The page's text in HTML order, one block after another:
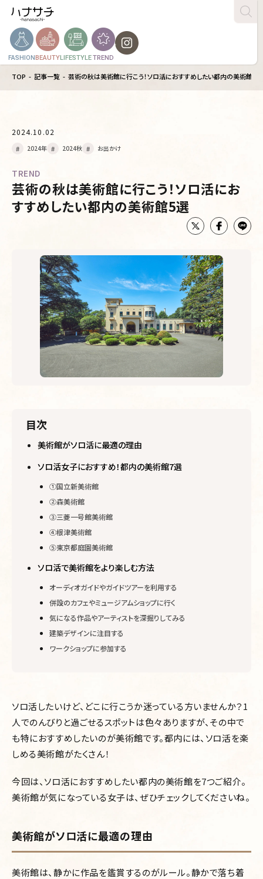
FASHIONBEAUTYLIFESTYLETREND
TOP 記事一覧 芸術の秋は美術館に行こう！ソロ活におすすめしたい都内の美術館5選
2024.10.02
2024年 2024秋 お出かけ
TREND
芸術の秋は美術館に行こう！ソロ活にお
すすめしたい都内の美術館5選
目次
美術館がソロ活に最適の理由
ソロ活女子におすすめ！都内の美術館7選
①国立新美術館
②森美術館
③三菱一号館美術館
④根津美術館
⑤東京都庭園美術館
ソロ活で美術館をより楽しむ方法
オーディオガイドやガイドツアーを利用する
併設のカフェやミュージアムショップに行く
気になる作品やアーティストを深掘りしてみる
建築デザインに注目する
ワークショップに参加する
ソロ活したいけど、どこに行こうか迷っている方いませんか？1
人でのんびりと過ごせるスポットは色々ありますが、その中で
も特におすすめしたいのが美術館です。都内には、ソロ活を楽
しめる美術館がたくさん！
今回は、ソロ活におすすめしたい都内の美術館を7つご紹介。
美術館が気になっている女子は、ぜひチェックしてくださいね。
美術館がソロ活に最適の理由
美術館は、静かに作品を鑑賞するのがルール。静かで落ち着